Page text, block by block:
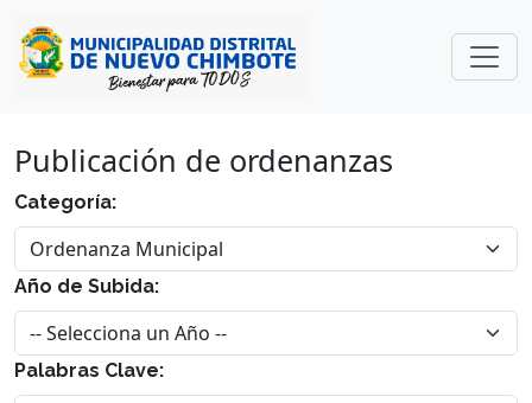
Publicación de ordenanzas
Categoría:
Año de Subida:
Palabras Clave: